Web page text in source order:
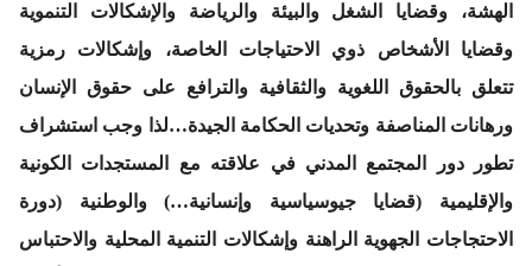
الهشة، وقضايا الشغل والبيئة والرياضة والإشكالات التنموية
وقضايا الأشخاص ذوي الاحتياجات الخاصة، وإشكالات رمزية
تتعلق بالحقوق اللغوية والثقافية والترافع على حقوق الإنسان
ورهانات المناصفة وتحديات الحكامة الجيدة…لذا وجب استشراف
تطور دور المجتمع المدني في علاقته مع المستجدات الكونية
والإقليمية (قضايا جيوسياسية وإنسانية…) والوطنية (دورة
الاحتجاجات الجهوية الراهنة وإشكالات التنمية المحلية والاحتباس